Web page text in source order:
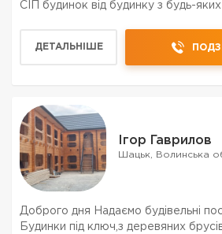
СІП будинок від будинку з будь-яких
ДЕТАЛЬНІШЕ
Ігор Гаврилов
Шацьк, Волинська
Доброго дня Надаємо будівельні
Будинки під ключ,з деревяних